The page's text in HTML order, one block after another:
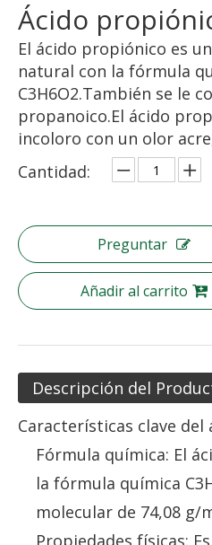
Ácido
El ácido propiónico es
natural con la fórmula
C3H6O2.También se le
propanoico.El ácido
incoloro con un olor
Cantidad:
Preguntar
Añadir al carrito
Descripción del
Características clave
Fórmula química: El
la fórmula química
molecular de 74,08 g/